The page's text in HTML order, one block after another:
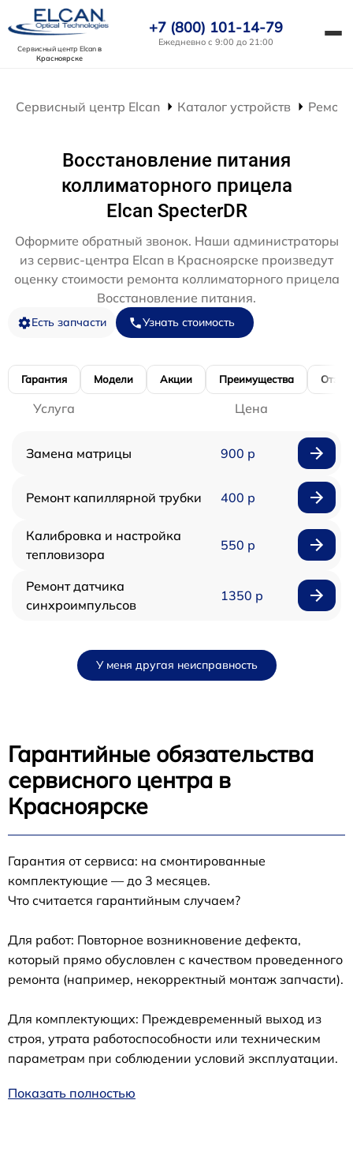
Сервисный центр Elcanв
Красноярске
+7 (800) 101-14-79
Ежедневно с 9:00 до 21:00
Сервисный центр Elcan Каталог устройств
Восстановление питания
коллиматорного прицела
Elcan SpecterDR
Оформите обратный звонок. Наши администраторы
из сервис-центра Elcan в Красноярске произведут
оценку стоимости ремонта коллиматорного прицела
Восстановление питания.
Есть запчасти Узнать стоимость
Гарантия Модели Акции Преимущества
Услуга Цена
Замена матрицы 900 р
Ремонт капиллярной трубки 400 р
Калибровка и настройка
тепловизора
550 р
Ремонт датчика
синхроимпульсов
1350 р
У меня другая неисправность
Гарантийные обязательства
сервисного центра в
Красноярске
Гарантия от сервиса: на смонтированные
комплектующие — до 3 месяцев.
Что считается гарантийным случаем?
Для работ: Повторное возникновение дефекта,
который прямо обусловлен с качеством проведенного
ремонта (например, некорректный монтаж запчасти).
Для комплектующих: Преждевременный выход из
строя, утрата работоспособности или техническим
параметрам при соблюдении условий эксплуатации.
Показать полностью